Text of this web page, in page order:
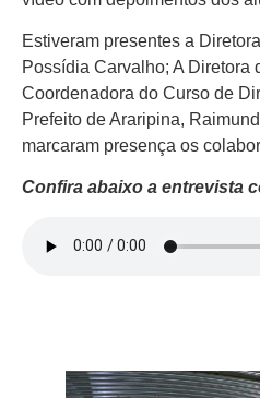
Estiveram presentes a
Possídia Carvalho; A Diretora
Coordenadora do Curso de
Prefeito de Araripina,
marcaram presença os
Confira abaixo a entrevista